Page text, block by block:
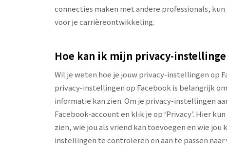
connecties maken met andere professionals,
voor je carrièreontwikkeling.
Hoe kan ik mijn privacy-
Wil je weten hoe je jouw privacy-instellingen op
privacy-instellingen op Facebook is belangrijk
informatie kan zien. Om je privacy-instellingen
Facebook-account en klik je op ‘Privacy’. Hier
zien, wie jou als vriend kan toevoegen en wie
instellingen te controleren en aan te passen